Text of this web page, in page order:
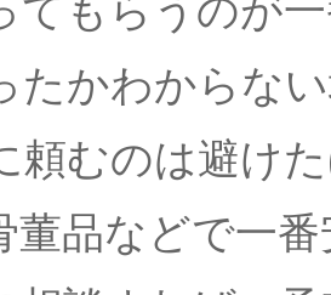
てもらうのが
たかわからな
頼むのは避け
董品などで一